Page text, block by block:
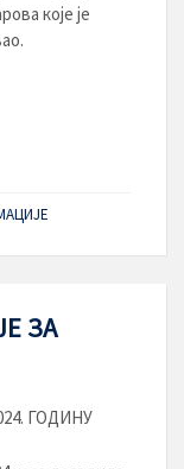
које је
ЗА
ГОДИНУ